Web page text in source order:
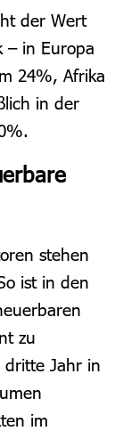
der Wert
– in Europa
24%, Afrika
in der
stehen
ist in den
zu
dritte Jahr in
im